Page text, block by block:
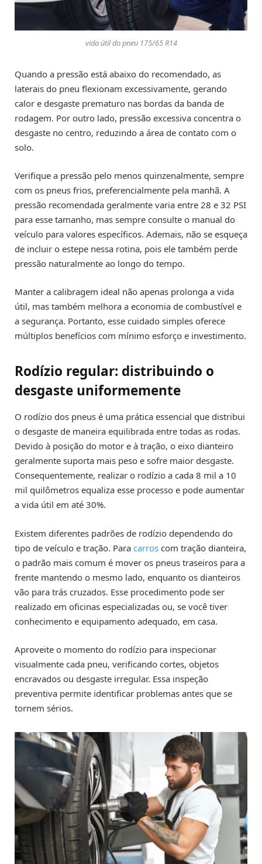
vida útil do pneu 175/65 R14
Quando a pressão está abaixo do recomendado, as
laterais do pneu flexionam excessivamente, gerando
calor e desgaste prematuro nas bordas da banda de
rodagem. Por outro lado, pressão excessiva concentra o
desgaste no centro, reduzindo a área de contato com o
solo.
Verifique a pressão pelo menos quinzenalmente, sempre
com os pneus frios, preferencialmente pela manhã. A
pressão recomendada geralmente varia entre 28 e 32 PSI
para esse tamanho, mas sempre consulte o manual do
veículo para valores específicos. Ademais, não se esqueça
de incluir o estepe nessa rotina, pois ele também perde
pressão naturalmente ao longo do tempo.
Manter a calibragem ideal não apenas prolonga a vida
útil, mas também melhora a economia de combustível e
a segurança. Portanto, esse cuidado simples oferece
múltiplos benefícios com mínimo esforço e investimento.
Rodízio regular: distribuindo o
desgaste uniformemente
O rodízio dos pneus é uma prática essencial que distribui
o desgaste de maneira equilibrada entre todas as rodas.
Devido à posição do motor e à tração, o eixo dianteiro
geralmente suporta mais peso e sofre maior desgaste.
Consequentemente, realizar o rodízio a cada 8 mil a 10
mil quilômetros equaliza esse processo e pode aumentar
a vida útil em até 30%.
Existem diferentes padrões de rodízio dependendo do
tipo de veículo e tração. Para carros com tração dianteira,
o padrão mais comum é mover os pneus traseiros para a
frente mantendo o mesmo lado, enquanto os dianteiros
vão para trás cruzados. Esse procedimento pode ser
realizado em oficinas especializadas ou, se você tiver
conhecimento e equipamento adequado, em casa.
Aproveite o momento do rodízio para inspecionar
visualmente cada pneu, verificando cortes, objetos
encravados ou desgaste irregular. Essa inspeção
preventiva permite identificar problemas antes que se
tornem sérios.